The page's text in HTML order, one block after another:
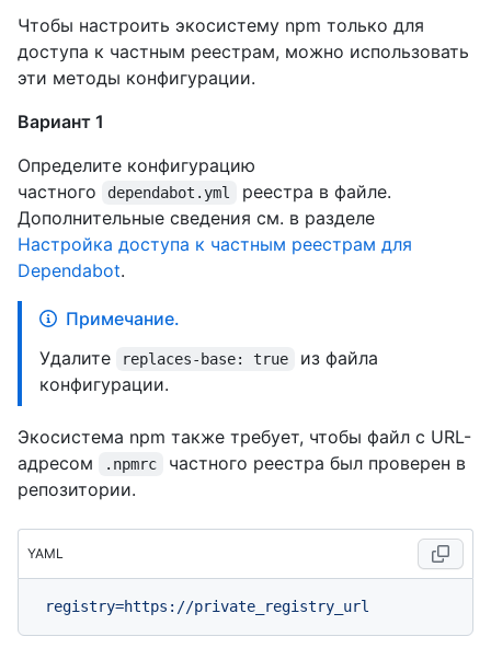
Чтобы настроить экосистему npm только для
доступа к частным реестрам, можно использовать
эти методы конфигурации.
Вариант 1
Определите конфигурацию
частного
dependabot.yml
реестра в файле.
Дополнительные сведения см. в разделе
Настройка доступа к частным реестрам для
Dependabot.
Примечание.
Удалите
replaces-base: true
из файла
конфигурации.
Экосистема npm также требует, чтобы файл с URL-
адресом
.npmrc
частного реестра был проверен в
репозитории.
YAML
registry=https://private_registry_url